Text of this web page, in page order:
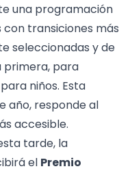
una programación
transiciones más
seleccionadas y de
primera, para
niños. Esta
año, responde al
accesible.
tarde, la
el Premio